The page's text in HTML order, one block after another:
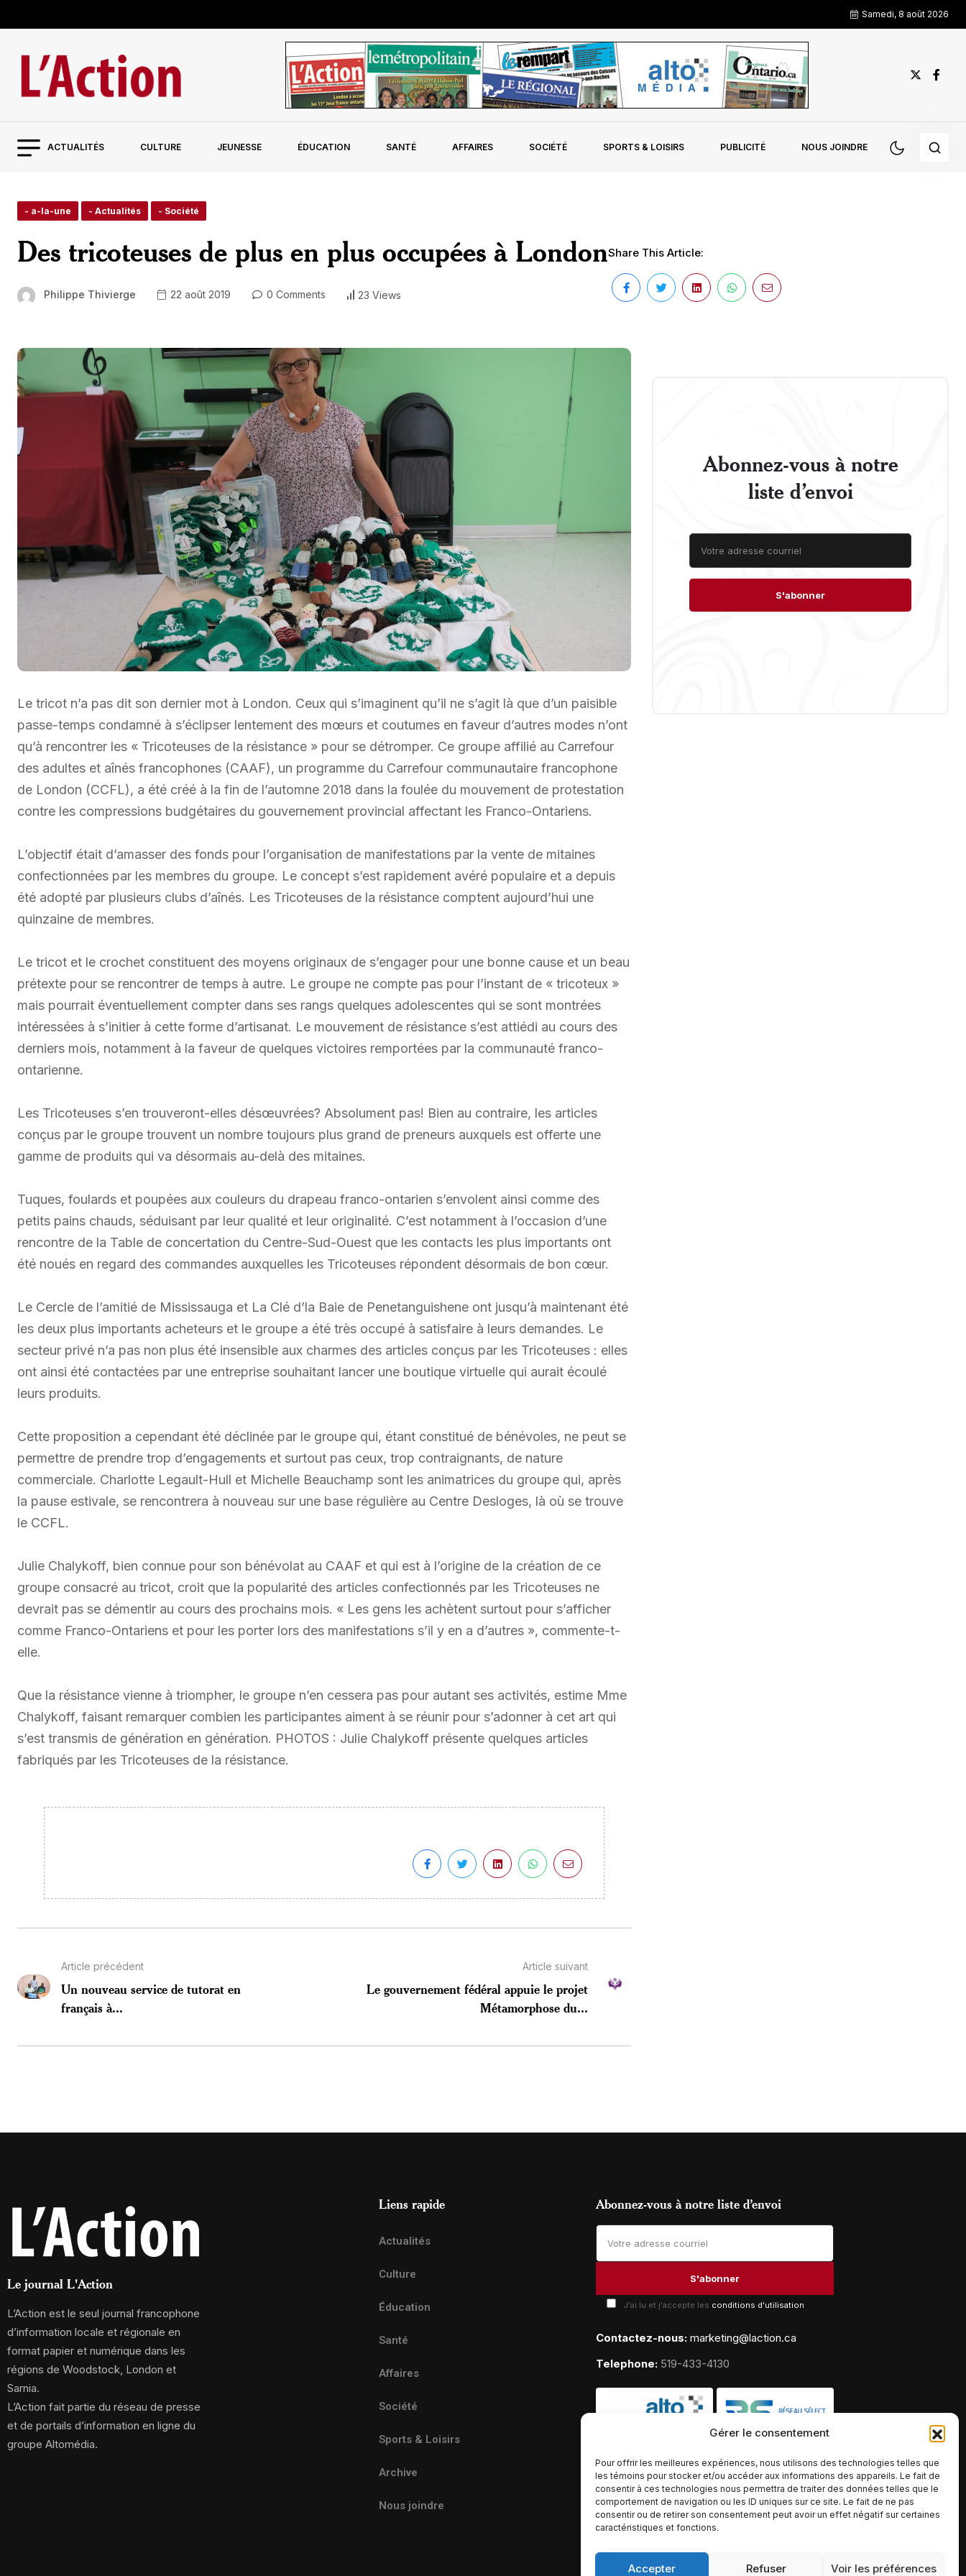
Gérer le consentement
Pour offrir les meilleures expériences, nous utilisons des technologies telles que
les témoins pour stocker et/ou accéder aux informations des appareils. Le fait de
consentir à ces technologies nous permettra de traiter des données telles que le
comportement de navigation ou les ID uniques sur ce site. Le fait de ne pas
consentir ou de retirer son consentement peut avoir un effet négatif sur certaines
caractéristiques et fonctions.
Accepter Refuser Voir les préférences
Samedi, 8 août 2026
ACTUALITÉS CULTURE JEUNESSE ÉDUCATION SANTÉ AFFAIRES SOCIÉTÉ SPORTS & LOISIRS PUBLICITÉ NOUS JOINDRE
- a-la-une - Actualités - Société
Des tricoteuses de plus en plus occupées à London
Philippe Thivierge 22 août 2019 0 Comments 23 Views
Share This Article:
Le tricot n’a pas dit son dernier mot à London. Ceux qui s’imaginent qu’il ne s’agit là que d’un paisible
passe-temps condamné à s’éclipser lentement des mœurs et coutumes en faveur d’autres modes n’ont
qu’à rencontrer les « Tricoteuses de la résistance » pour se détromper. Ce groupe affilié au Carrefour
des adultes et aînés francophones (CAAF), un programme du Carrefour communautaire francophone
de London (CCFL), a été créé à la fin de l’automne 2018 dans la foulée du mouvement de protestation
contre les compressions budgétaires du gouvernement provincial affectant les Franco-Ontariens.
L’objectif était d’amasser des fonds pour l’organisation de manifestations par la vente de mitaines
confectionnées par les membres du groupe. Le concept s’est rapidement avéré populaire et a depuis
été adopté par plusieurs clubs d’aînés. Les Tricoteuses de la résistance comptent aujourd’hui une
quinzaine de membres.
Le tricot et le crochet constituent des moyens originaux de s’engager pour une bonne cause et un beau
prétexte pour se rencontrer de temps à autre. Le groupe ne compte pas pour l’instant de « tricoteux »
mais pourrait éventuellement compter dans ses rangs quelques adolescentes qui se sont montrées
intéressées à s’initier à cette forme d’artisanat. Le mouvement de résistance s’est attiédi au cours des
derniers mois, notamment à la faveur de quelques victoires remportées par la communauté franco-
ontarienne.
Les Tricoteuses s’en trouveront-elles désœuvrées? Absolument pas! Bien au contraire, les articles
conçus par le groupe trouvent un nombre toujours plus grand de preneurs auxquels est offerte une
gamme de produits qui va désormais au-delà des mitaines.
Tuques, foulards et poupées aux couleurs du drapeau franco-ontarien s’envolent ainsi comme des
petits pains chauds, séduisant par leur qualité et leur originalité. C’est notamment à l’occasion d’une
rencontre de la Table de concertation du Centre-Sud-Ouest que les contacts les plus importants ont
été noués en regard des commandes auxquelles les Tricoteuses répondent désormais de bon cœur.
Le Cercle de l’amitié de Mississauga et La Clé d’la Baie de Penetanguishene ont jusqu’à maintenant été
les deux plus importants acheteurs et le groupe a été très occupé à satisfaire à leurs demandes. Le
secteur privé n’a pas non plus été insensible aux charmes des articles conçus par les Tricoteuses : elles
ont ainsi été contactées par une entreprise souhaitant lancer une boutique virtuelle qui aurait écoulé
leurs produits.
Cette proposition a cependant été déclinée par le groupe qui, étant constitué de bénévoles, ne peut se
permettre de prendre trop d’engagements et surtout pas ceux, trop contraignants, de nature
commerciale. Charlotte Legault-Hull et Michelle Beauchamp sont les animatrices du groupe qui, après
la pause estivale, se rencontrera à nouveau sur une base régulière au Centre Desloges, là où se trouve
le CCFL.
Julie Chalykoff, bien connue pour son bénévolat au CAAF et qui est à l’origine de la création de ce
groupe consacré au tricot, croit que la popularité des articles confectionnés par les Tricoteuses ne
devrait pas se démentir au cours des prochains mois. « Les gens les achètent surtout pour s’afficher
comme Franco-Ontariens et pour les porter lors des manifestations s’il y en a d’autres », commente-t-
elle.
Que la résistance vienne à triompher, le groupe n’en cessera pas pour autant ses activités, estime Mme
Chalykoff, faisant remarquer combien les participantes aiment à se réunir pour s’adonner à cet art qui
s’est transmis de génération en génération. PHOTOS : Julie Chalykoff présente quelques articles
fabriqués par les Tricoteuses de la résistance.
Article précédent
Un nouveau service de tutorat en
français à...
Article suivant
Le gouvernement fédéral appuie le projet
Métamorphose du...
Abonnez-vous à notre
liste d’envoi
Le journal L'Action
L’Action est le seul journal francophone
d’information locale et régionale en
format papier et numérique dans les
régions de Woodstock, London et
Sarnia.
L’Action fait partie du réseau de presse
et de portails d’information en ligne du
groupe Altomédia.
Liens rapide
Actualités
Culture
Éducation
Santé
Affaires
Société
Sports & Loisirs
Archive
Nous joindre
Abonnez-vous à notre liste d’envoi
J'ai lu et j'accepte les conditions d'utilisation
Contactez-nous: marketing@laction.ca
Telephone: 519-433-4130